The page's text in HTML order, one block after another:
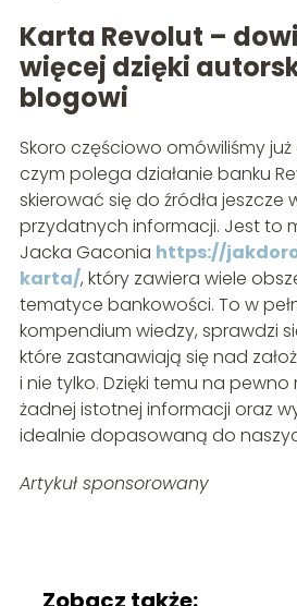
Karta Revolut –
więcej dzięki
blogowi
Skoro częściowo omówiliśmy
czym polega działanie banku
skierować się do źródła jeszcze
przydatnych informacji. Jest to
Jacka Gaconia https://
karta/, który zawiera wiele
tematyce bankowości. To w
kompendium wiedzy, sprawdzi
które zastanawiają się nad
i nie tylko. Dzięki temu na
żadnej istotnej informacji oraz
idealnie dopasowaną do
Artykuł sponsorowany